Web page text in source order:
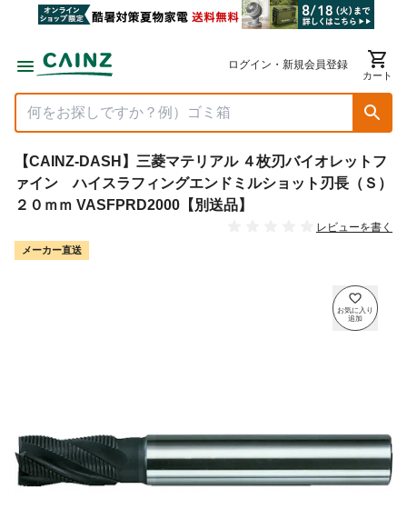
ログイン・新規会員登録
カート
【CAINZ-DASH】三菱マテリアル ４枚刃バイオレットフ
ァイン ハイスラフィングエンドミルショット刃長（Ｓ）
２０ｍｍ VASFPRD2000【別送品】
レビューを書く
メーカー直送